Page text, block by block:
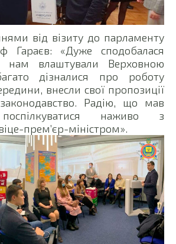
від візиту до парламенту
Гараєв: «Дуже сподобалася
нам влаштували Верховною
дізналися про роботу
внесли свої пропозиції
Радію, що мав
наживо з
прем’єр-міністром».